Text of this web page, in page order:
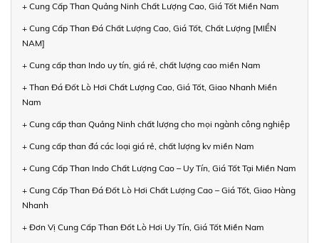
+ Cung Cấp Than Quảng Ninh Chất Lượng Cao, Giá Tốt Miền Nam
+ Cung Cấp Than Đá Chất Lượng Cao, Giá Tốt, Chất Lượng [MIỀN
NAM]
+ Cung cấp than Indo uy tín, giá rẻ, chất lượng cao miền Nam
+ Than Đá Đốt Lò Hơi Chất Lượng Cao, Giá Tốt, Giao Nhanh Miền
Nam
+ Cung cấp than Quảng Ninh chất lượng cho mọi ngành công nghiệp
+ Cung cấp than đá các loại giá rẻ, chất lượng kv miền Nam
+ Cung Cấp Than Indo Chất Lượng Cao – Uy Tín, Giá Tốt Tại Miền Nam
+ Cung Cấp Than Đá Đốt Lò Hơi Chất Lượng Cao – Giá Tốt, Giao Hàng
Nhanh
+ Đơn Vị Cung Cấp Than Đốt Lò Hơi Uy Tín, Giá Tốt Miền Nam